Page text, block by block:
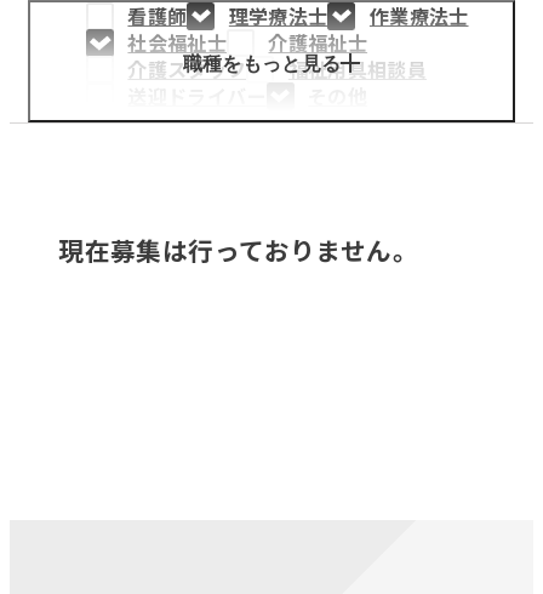
医療・介護事業
募集職種
看護師 理学療法士
作業療法士
社会福祉士
介護福祉士
介護スタッフ
福祉用具相談員
職種をもっと見る
現在募集は行っておりません。